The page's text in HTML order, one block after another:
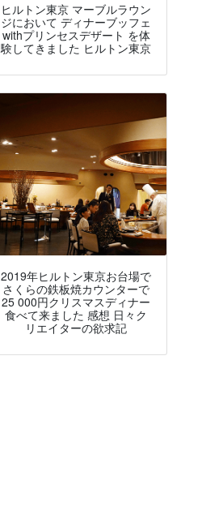
ヒルトン東京 マーブルラウン
ジにおいて ディナーブッフェ
withプリンセスデザート を体
験してきました ヒルトン東京
2019年ヒルトン東京お台場で
さくらの鉄板焼カウンターで
25 000円クリスマスディナー
食べて来ました 感想 日々ク
リエイターの欲求記